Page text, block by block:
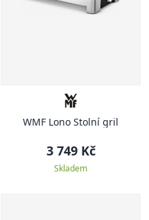
WMF Lono Stolní gril
3 749 Kč
Skladem